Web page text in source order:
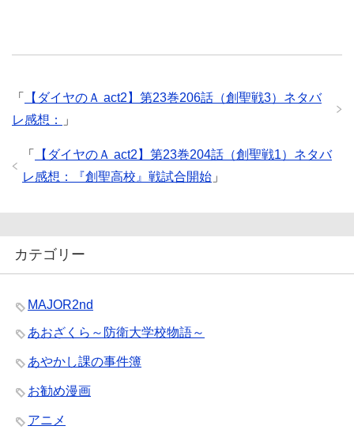
「
【ダイヤのＡ act2】第23巻206話（創聖戦3）ネタバ
レ感想：
」
「
【ダイヤのＡ act2】第23巻204話（創聖戦1）ネタバ
レ感想：『創聖高校』戦試合開始 」
カテゴリー
MAJOR2nd
あおざくら～防衛大学校物語～
あやかし課の事件簿
お勧め漫画
アニメ